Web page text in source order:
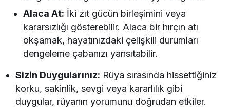
Alaca At: İki zıt gücün birleşimini veya
kararsızlığı gösterebilir. Alaca bir hırçın atı
okşamak, hayatınızdaki çelişkili durumları
dengeleme çabanızı yansıtabilir.
Sizin Duygularınız: Rüya sırasında hissettiğiniz
korku, sakinlik, sevgi veya kararlılık gibi
duygular, rüyanın yorumunu doğrudan etkiler.